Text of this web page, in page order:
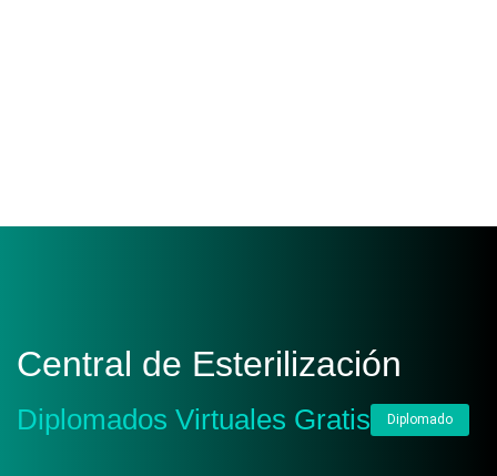
Central de Esterilización
Diplomados Virtuales Gratis Diplomado